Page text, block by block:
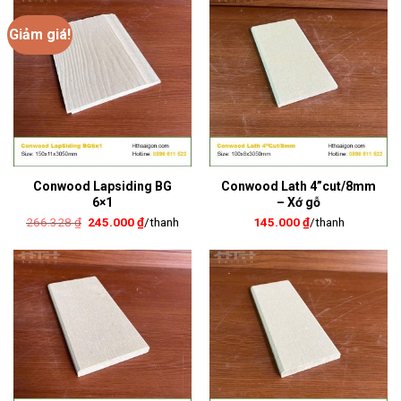
375.000 ₫.
Giảm giá!
Conwood Lapsiding BG
6×1
266.328₫ Giá
266.328 ₫.
245.000₫Giá
là:
245.000 ₫.
/thanh
Conwood Lath 4”cut/8mm
– Xớ gỗ
145.000₫/thanh